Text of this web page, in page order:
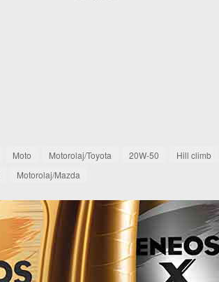
Moto Motorolaj/Toyota 20W-50 Hill climb
Motorolaj/Mazda